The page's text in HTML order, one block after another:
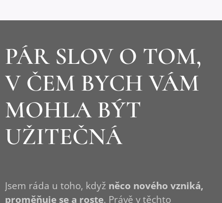
PÁR SLOV O TOM,
V ČEM BYCH VÁM
MOHLA BÝT
UŽITEČNÁ
Jsem ráda u toho, když něco nového vzniká,
proměňuje se a roste. Právě v těchto